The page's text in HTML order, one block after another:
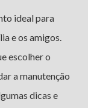
ideal para
e os amigos.
escolher o
a manutenção
dicas e